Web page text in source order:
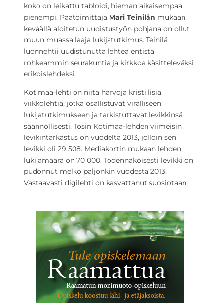
koko on leikattu tabloidi, hieman aikaisempaa
pienempi. Päätoimittaja Mari Teinilän mukaan
keväällä aloitetun uudistustyön pohjana on ollut
muun muassa laaja lukijatutkimus. Teinilä
luonnehtii uudistunutta lehteä entistä
rohkeammin seurakuntia ja kirkkoa käsitteleväksi
erikoislehdeksi.
Kotimaa-lehti on niitä harvoja kristillisiä
viikkolehtiä, jotka osallistuvat viralliseen
lukijatutkimukseen ja tarkistuttavat levikkinsä
säännöllisesti. Tosin Kotimaa-lehden viimeisin
levikintarkastus on vuodelta 2013, jolloin sen
levikki oli 29 508. Mediakortin mukaan lehden
lukijamäärä on 70 000. Todennäköisesti levikki on
pudonnut melko paljonkin vuodesta 2013.
Vastaavasti digilehti on kasvattanut suosiotaan.